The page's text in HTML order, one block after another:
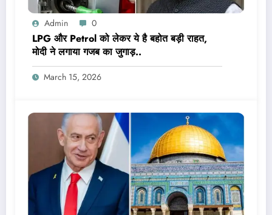
Admin 0
LPG और Petrol को लेकर ये है बहोत बड़ी राहत,
मोदी ने लगाया गजब का जुगाड़..
March 15, 2026